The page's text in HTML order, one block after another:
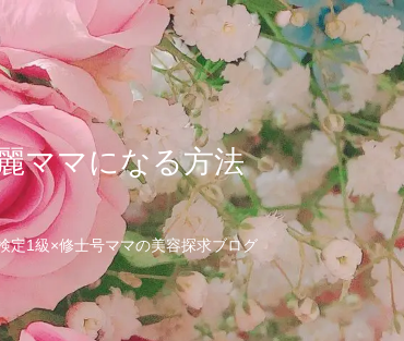
ママになる方法
定1級×修士号ママの美容探求ブログ